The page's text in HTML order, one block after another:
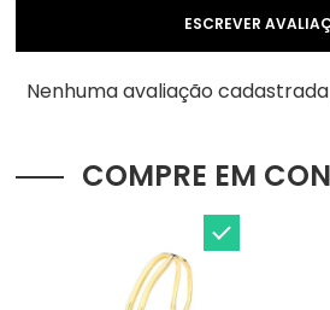
ESCREVER
Nenhuma avaliação
COMPRE EM